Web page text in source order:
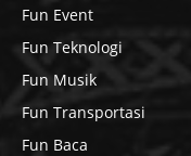
Fun Event
Fun Teknologi
Fun Musik
Fun Transportasi
Fun Baca